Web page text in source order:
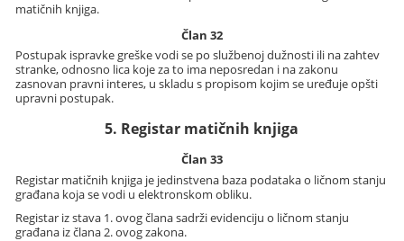
matičnih knjiga.
Član 32
Postupak ispravke greške vodi se po službenoj dužnosti ili na zahtev
stranke, odnosno lica koje za to ima neposredan i na zakonu
zasnovan pravni interes, u skladu s propisom kojim se uređuje opšti
upravni postupak.
5. Registar matičnih knjiga
Član 33
Registar matičnih knjiga je jedinstvena baza podataka o ličnom stanju
građana koja se vodi u elektronskom obliku.
Registar iz stava 1. ovog člana sadrži evidenciju o ličnom stanju
građana iz člana 2. ovog zakona.